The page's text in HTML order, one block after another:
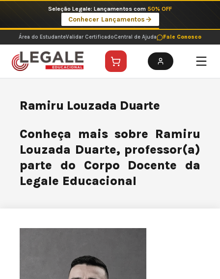
o
conteúdo
Seleção Legale: Lançamentos com 50% OFF
Conhecer Lançamentos
Área do EstudanteValidar CertificadoCentral de Ajuda Fale Conosco
Ramiru Louzada Duarte
Conheça mais sobre Ramiru
Louzada Duarte, professor(a)
parte do Corpo Docente da
Legale Educacional